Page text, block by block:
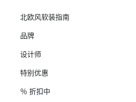
北欧风软装指南
品牌
设计师
特别优惠
％ 折扣中